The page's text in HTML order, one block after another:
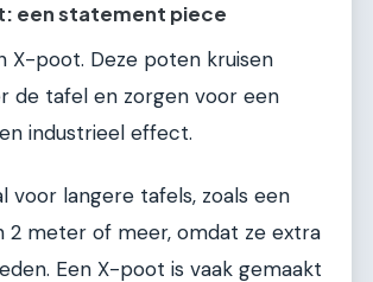
een statement piece
X-poot. Deze poten kruisen
de tafel en zorgen voor een
industrieel effect.
voor langere tafels, zoals een
2 meter of meer, omdat ze extra
Een X-poot is vaak gemaakt